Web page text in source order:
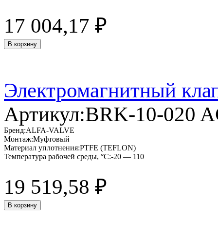
17 004,17 ₽
В корзину
Электромагнитный
Артикул:BRK-10-020
Бренд:ALFA-VALVE
Монтаж:Муфтовый
Материал уплотнения:PTFE (TEFLON)
Температура рабочей среды, °C:-20 — 110
19 519,58 ₽
В корзину